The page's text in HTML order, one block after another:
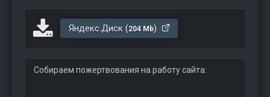
Яндекс.Диск (204 Mb)
Собираем пожертвования на работу сайта: